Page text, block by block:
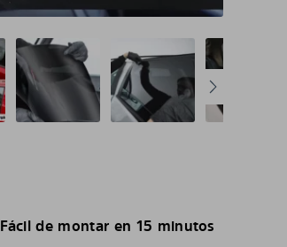
Fácil de montar en 15 minutos